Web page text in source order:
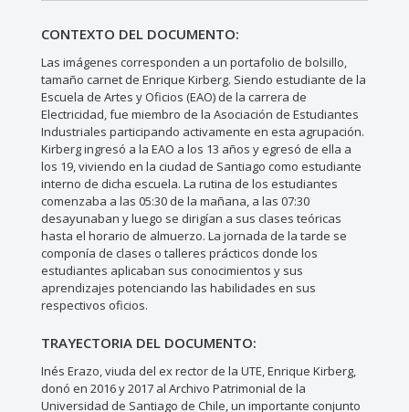
CONTEXTO DEL DOCUMENTO:
Las imágenes corresponden a un portafolio de bolsillo,
tamaño carnet de Enrique Kirberg. Siendo estudiante de la
Escuela de Artes y Oficios (EAO) de la carrera de
Electricidad, fue miembro de la Asociación de Estudiantes
Industriales participando activamente en esta agrupación.
Kirberg ingresó a la EAO a los 13 años y egresó de ella a
los 19, viviendo en la ciudad de Santiago como estudiante
interno de dicha escuela. La rutina de los estudiantes
comenzaba a las 05:30 de la mañana, a las 07:30
desayunaban y luego se dirigían a sus clases teóricas
hasta el horario de almuerzo. La jornada de la tarde se
componía de clases o talleres prácticos donde los
estudiantes aplicaban sus conocimientos y sus
aprendizajes potenciando las habilidades en sus
respectivos oficios.
TRAYECTORIA DEL DOCUMENTO:
Inés Erazo, viuda del ex rector de la UTE, Enrique Kirberg,
donó en 2016 y 2017 al Archivo Patrimonial de la
Universidad de Santiago de Chile, un importante conjunto